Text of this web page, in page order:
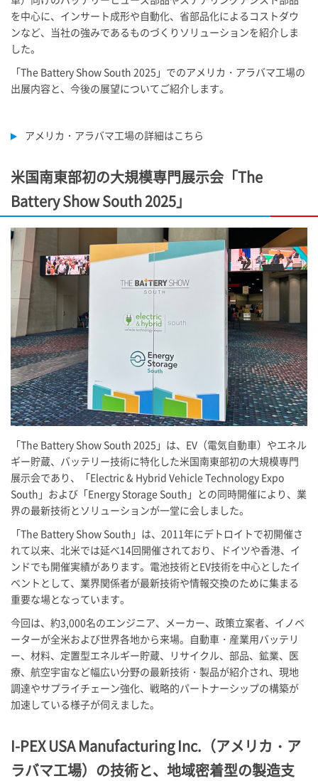
を中心に、インサート成形や自動化、省部品化によるコストダウ
ンなど、当社の強みであるものづくりソリューションを紹介しま
した。
「The Battery Show South 2025」でのアメリカ・アラバマ工場の
出展内容と、今後の展望についてご紹介します。
アメリカ・アラバマ工場の詳細はこちら
米国南東部初の大規模専門展示会「The
Battery Show South 2025」
「The Battery Show South 2025」は、EV（電気自動車）やエネル
ギー貯蔵、バッテリー技術に特化した米国南東部初の大規模専門
展示会であり、「Electric & Hybrid Vehicle Technology Expo
South」および「Energy Storage South」との同時開催により、業
界の最新技術とソリューションが一堂に会しました。
「The Battery Show South」は、2011年にデトロイトで初開催さ
れて以来、北米では延べ14回開催されており、ドイツや香港、イ
ンドでも開催実績があります。電池技術とEV技術を中心としたイ
ベントとして、業界関係者が最新技術や情報交換のために集まる
重要な場となっています。
今回は、約3,000名のエンジニア、メーカー、政策立案者、イノベ
ーターが全米および世界各地から来場。自動車・産業用バッテリ
ー、材料、定置型エネルギー貯蔵、リサイクル、部品、鉱業、医
療、航空宇宙など幅広い分野の最新技術・製品が紹介され、現地
調達やサプライチェーン強化、戦略的パートナーシップの構築が
加速している様子が伺えました。
I-PEXUSA Manufacturing Inc.（アメリカ・ア
ラバマ工場）の技術と、地域密着型の製造支